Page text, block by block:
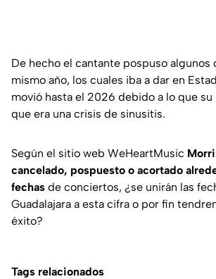
De hecho el cantante pospuso
mismo año, los cuales iba a dar en
movió hasta el 2026 debido a lo que
que era una crisis de sinusitis.
Según el sitio web WeHeartMusic
cancelado, pospuesto o acortado
fechas de conciertos, ¿se unirán las
Guadalajara a esta cifra o por fin
éxito?
Tags relacionados